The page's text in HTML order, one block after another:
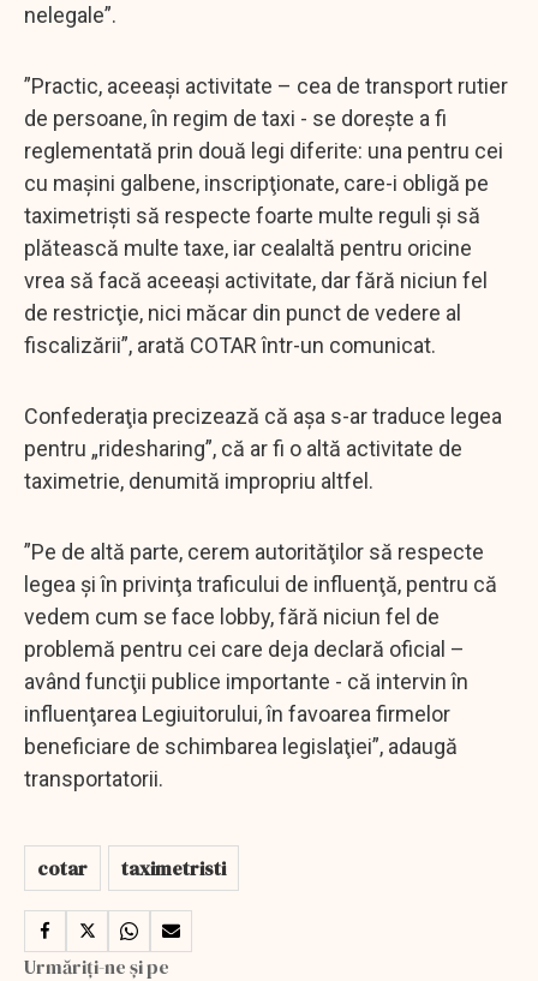
nelegale”.
”Practic, aceeaşi activitate – cea de transport rutier
de persoane, în regim de taxi - se doreşte a fi
reglementată prin două legi diferite: una pentru cei
cu maşini galbene, inscripţionate, care-i obligă pe
taximetrişti să respecte foarte multe reguli şi să
plătească multe taxe, iar cealaltă pentru oricine
vrea să facă aceeaşi activitate, dar fără niciun fel
de restricţie, nici măcar din punct de vedere al
fiscalizării”, arată COTAR într-un comunicat.
Confederaţia precizează că aşa s-ar traduce legea
pentru „ridesharing”, că ar fi o altă activitate de
taximetrie, denumită impropriu altfel.
”Pe de altă parte, cerem autorităţilor să respecte
legea şi în privinţa traficului de influenţă, pentru că
vedem cum se face lobby, fără niciun fel de
problemă pentru cei care deja declară oficial –
având funcţii publice importante - că intervin în
influenţarea Legiuitorului, în favoarea firmelor
beneficiare de schimbarea legislaţiei”, adaugă
transportatorii.
cotar taximetristi
Urmăriți-ne și pe